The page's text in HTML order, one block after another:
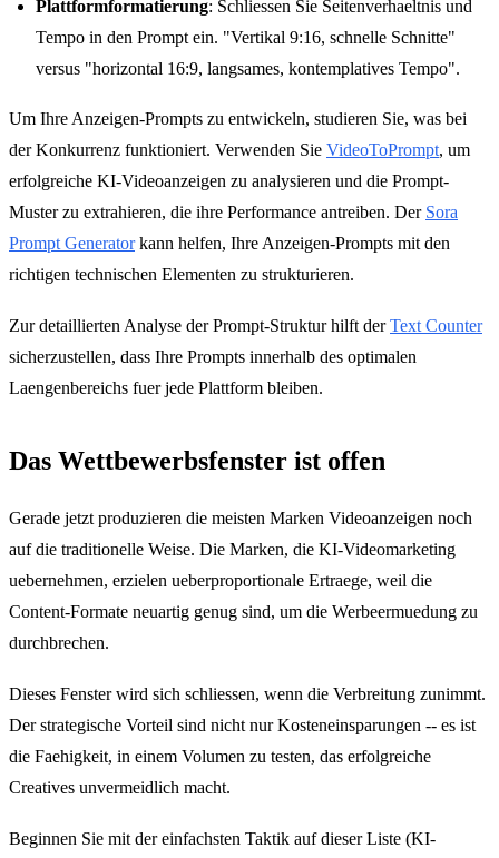
Plattformformatierung: Schliessen Sie Seitenverhaeltnis und
Tempo in den Prompt ein. "Vertikal 9:16, schnelle Schnitte"
versus "horizontal 16:9, langsames, kontemplatives Tempo".
Um Ihre Anzeigen-Prompts zu entwickeln, studieren Sie, was bei
der Konkurrenz funktioniert. Verwenden Sie VideoToPrompt, um
erfolgreiche KI-Videoanzeigen zu analysieren und die Prompt-
Muster zu extrahieren, die ihre Performance antreiben. Der Sora
Prompt Generatorkann helfen, Ihre Anzeigen-Prompts mit den
richtigen technischen Elementen zu strukturieren.
Zur detaillierten Analyse der Prompt-Struktur hilft derText Counter
sicherzustellen, dass Ihre Prompts innerhalb des optimalen
Laengenbereichs fuer jede Plattform bleiben.
Das Wettbewerbsfenster ist offen
Gerade jetzt produzieren die meisten Marken Videoanzeigen noch
auf die traditionelle Weise. Die Marken, die KI-Videomarketing
uebernehmen, erzielen ueberproportionale Ertraege, weil die
Content-Formate neuartig genug sind, um die Werbeermuedung zu
durchbrechen.
Dieses Fenster wird sich schliessen, wenn die Verbreitung zunimmt.
Der strategische Vorteil sind nicht nur Kosteneinsparungen -- es ist
die Faehigkeit, in einem Volumen zu testen, das erfolgreiche
Creatives unvermeidlich macht.
Beginnen Sie mit der einfachsten Taktik auf dieser Liste (KI-